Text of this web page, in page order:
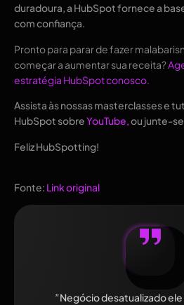
duradoura, a HubSpot fornece a
com confiança.
Pronto para parar de fazer
começar a aumentar sua receita?
estratégia HubSpot conosco.
Assista às nossas masterclasses e
HubSpot sobreYouTube,ou junte-se
Feliz HubSpotting!
Fonte: Link original
”Negócio desatualizado